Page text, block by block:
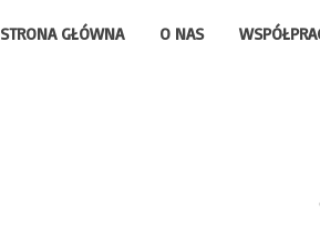
STRONA GŁÓWNA O NAS